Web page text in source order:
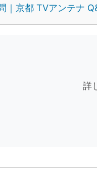
｜京都 TVアンテナ
詳